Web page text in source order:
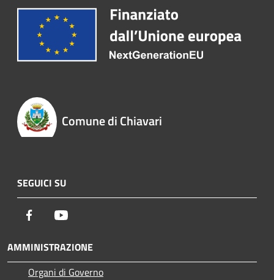
Comune di Chiavari
SEGUICI SU
Facebook
AMMINISTRAZIONE
Organi di Governo